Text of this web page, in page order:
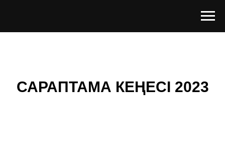
САРАПТАМА КЕҢЕСІ 2023